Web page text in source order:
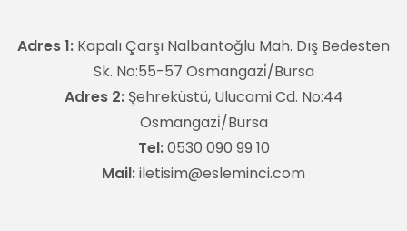
Adres 1: Kapalı Çarşı Nalbantoğlu Mah. Dış Bedesten
Sk. No:55-57 Osmangazi̇/Bursa
Adres 2:Şehreküstü, Ulucami Cd. No:44
Osmangazi̇/Bursa
Tel:0530 090 99 10
Mail:iletisim@esleminci.com